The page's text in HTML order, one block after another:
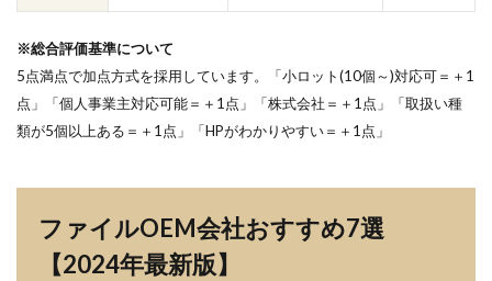
※総合評価基準について
5点満点で加点方式を採用しています。「小ロット(10個～)対応可＝＋1
点」「個人事業主対応可能＝＋1点」「株式会社＝＋1点」「取扱い種
類が5個以上ある＝＋1点」「HPがわかりやすい＝＋1点」
ファイルOEM会社おすすめ7選
【2024年最新版】